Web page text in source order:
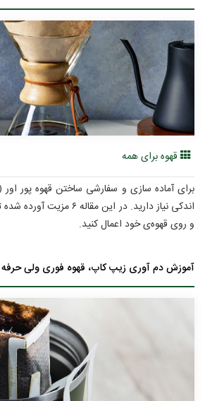
قهوه برای همه
اندکی نیاز دارید. در این مقاله
و روی قهوه‌‌ی خود اعمال کنید.
آموزش دم آوری زیپ کاپ، قهوه فوری ولی